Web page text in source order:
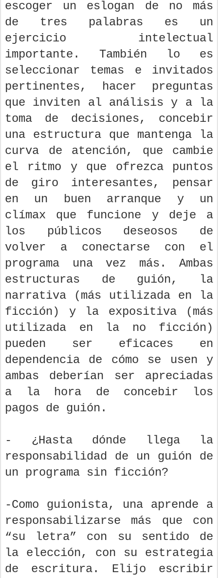
escoger un eslogan de no más
de tres palabras es un
ejercicio intelectual
importante. También lo es
seleccionar temas e invitados
pertinentes, hacer preguntas
que inviten al análisis y a la
toma de decisiones, concebir
una estructura que mantenga la
curva de atención, que cambie
el ritmo y que ofrezca puntos
de giro interesantes, pensar
en un buen arranque y un
clímax que funcione y deje a
los públicos deseosos de
volver a conectarse con el
programa una vez más. Ambas
estructuras de guión, la
narrativa (más utilizada en la
ficción) y la expositiva (más
utilizada en la no ficción)
pueden ser eficaces en
dependencia de cómo se usen y
ambas deberían ser apreciadas
a la hora de concebir los
pagos de guión.
- ¿Hasta dónde llega la
responsabilidad de un guión de
un programa sin ficción?
-Como guionista, una aprende a
responsabilizarse más que con
“su letra” con su sentido de
la elección, con su estrategia
de escritura. Elijo escribir